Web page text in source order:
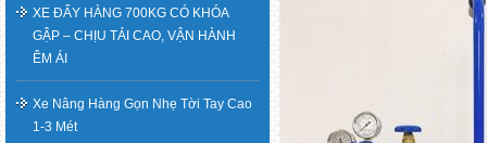
XE ĐẨY HÀNG 700KG CÓ KHÓA
GẬP – CHỊU TẢI CAO, VẬN HÀNH
ÊM ÁI
Xe Nâng Hàng Gọn Nhẹ Tời Tay Cao
1-3 Mét